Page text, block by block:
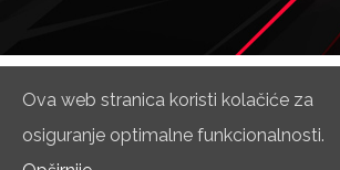
O nama
© Copyright 2026. Geneco d.o.o.
Ova web stranica koristi kolačiće za
osiguranje optimalne funkcionalnosti.